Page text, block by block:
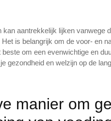
kan aantrekkelijk lijken vanwege
is belangrijk om de voor- en
beste om een evenwichtige en
gezondheid en welzijn op de
manier om